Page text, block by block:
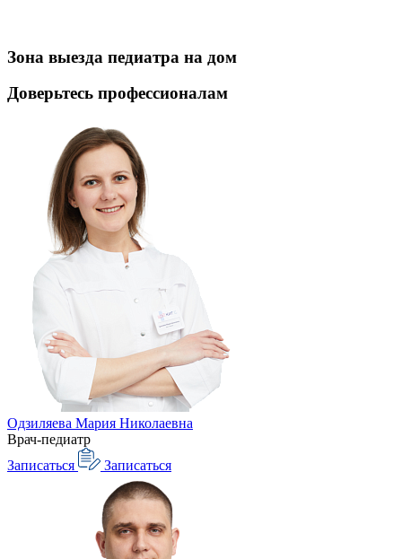
Зона выезда педиатра на дом
Доверьтесь профессионалам
Одзиляева Мария Николаевна
Врач-педиатр
Записаться
Записаться